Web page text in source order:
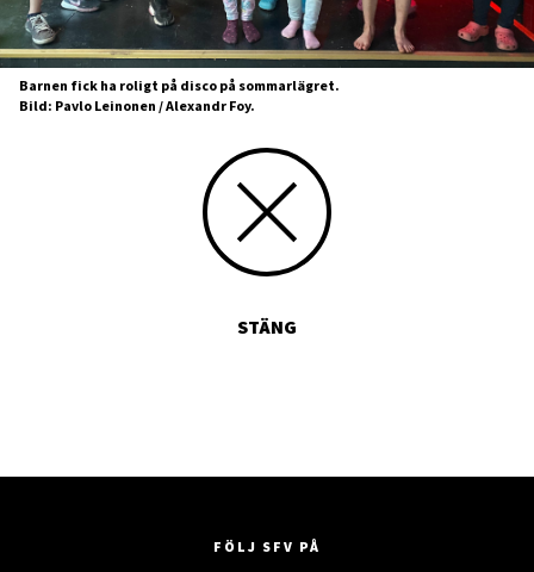
Barnen fick ha roligt på disco på sommarlägret.
Bild: Pavlo Leinonen / Alexandr Foy.
STÄNG
FÖLJ SFV PÅ